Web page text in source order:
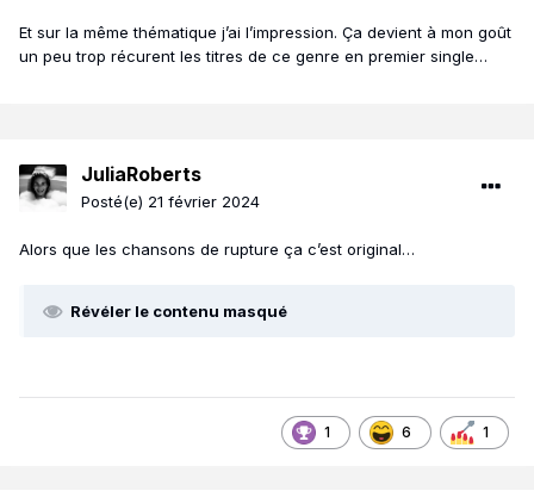
Et sur la même thématique j’ai l’impression. Ça devient à mon goût
un peu trop récurent les titres de ce genre en premier single…
JuliaRoberts
Posté(e) 21 février 2024
Alors que les chansons de rupture ça c’est original…
Révéler le contenu masqué
1 6 1